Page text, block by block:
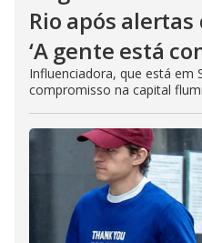
Rio após
‘A gente está
Influenciadora, que está em
compromisso na capital